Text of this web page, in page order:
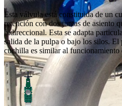
Esta válvula está constituida de un
retención con dos juntas de asiento
bidireccional. Esta se adapta
salida de la pulpa o bajo los silos.
cuchilla es similar al funcionamiento